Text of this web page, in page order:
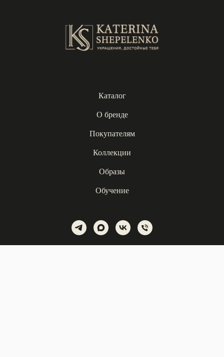
Каталог
О бренде
Покупателям
Коллекции
Образы
Обучение